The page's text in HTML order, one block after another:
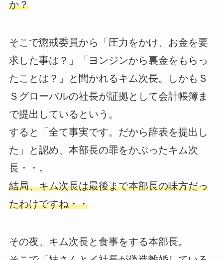
か？
そこで懲戒委員から「圧力をかけ、お金を要
求した事は？」「ヨンジンから裏金をもらっ
たことは？」と聞かれるキム次長。しかもＳ
Ｓグローバルの社長が証拠として会計帳簿ま
で提出しているという。
すると「全て事実です。だから辞表を提出し
た」と認め、本部長の罪をかぶったキム次
長・・。
結局、キム次長は最後まで本部長の味方だっ
たわけですね・・
その夜、キム次長と食事をする本部長。